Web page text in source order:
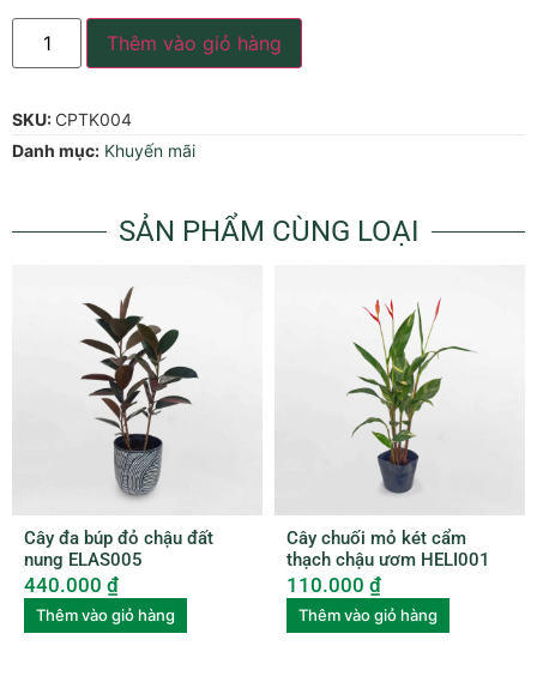
Thêm vào giỏ hàng
SKU: CPTK004
Danh mục: Khuyến mãi
SẢN PHẨM CÙNG LOẠI
Cây đa búp đỏ chậu đất
nung ELAS005
440.000 ₫
Thêm vào giỏ hàng
Cây chuối mỏ két cẩm
thạch chậu ươm HELI001
110.000 ₫
Thêm vào giỏ hàng